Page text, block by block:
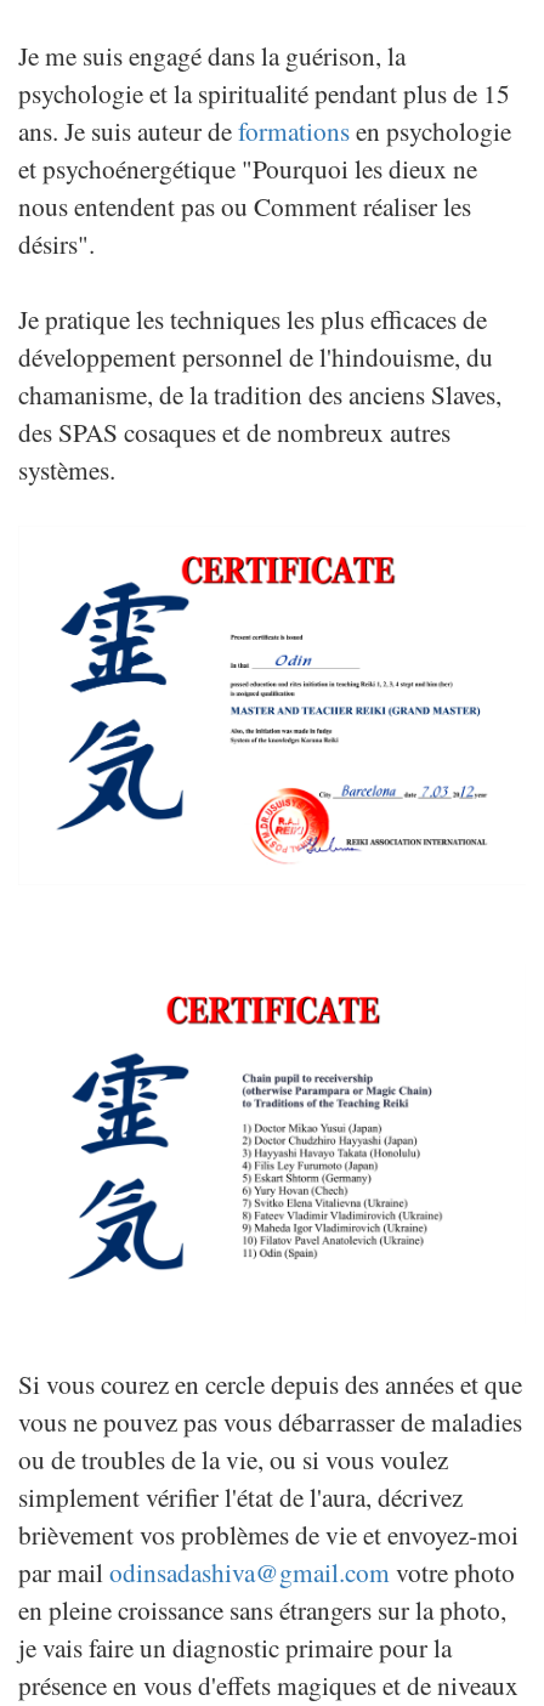
Je me suis engagé dans la guérison, la
psychologie et la spiritualité pendant plus de 15
ans. Je suis auteur deformationsen psychologie
et psychoénergétique "Pourquoi les dieux ne
nous entendent pas ou Comment réaliser les
désirs".
Je pratique les techniques les plus efficaces de
développement personnel de l'hindouisme, du
chamanisme, de la tradition des anciens Slaves,
des SPAS cosaques et de nombreux autres
systèmes.
Si vous courez en cercle depuis des années et que
vous ne pouvez pas vous débarrasser de maladies
ou de troubles de la vie, ou si vous voulez
simplement vérifier l'état de l'aura, décrivez
brièvement vos problèmes de vie et envoyez-moi
par mail odinsadashiva@gmail.com votre photo
en pleine croissance sans étrangers sur la photo,
je vais faire un diagnostic primaire pour la
présence en vous d'effets magiques et de niveaux